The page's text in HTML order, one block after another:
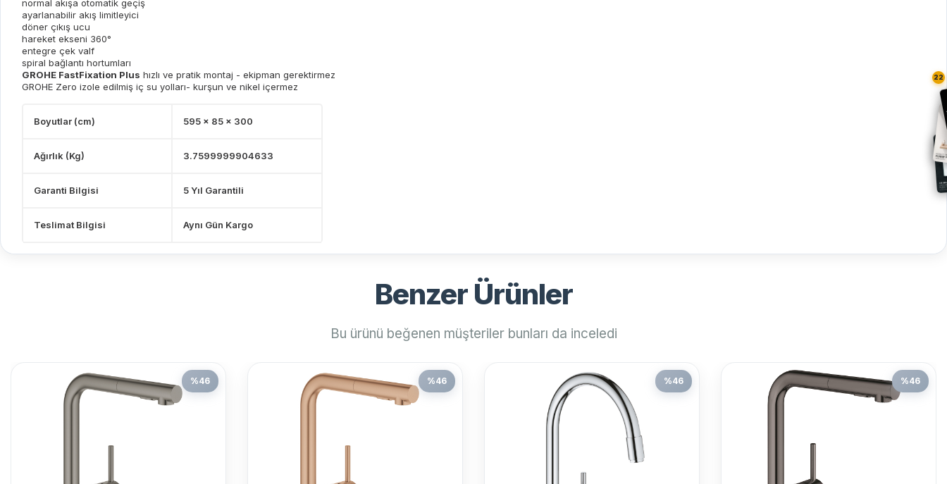
22
normal akışa otomatik geçiş
ayarlanabilir akış limitleyici
döner çıkış ucu
hareket ekseni 360°
entegre çek valf
spiral bağlantı hortumları
GROHE FastFixation Plus hızlı ve pratik montaj - ekipman gerektirmez
GROHE Zero izole edilmiş iç su yolları- kurşun ve nikel içermez
Boyutlar (cm) 595 x 85 x 300
Ağırlık (Kg) 3.7599999904633
Garanti Bilgisi 5 Yıl Garantili
Teslimat Bilgisi Aynı Gün Kargo
Benzer Ürünler
Bu ürünü beğenen müşteriler bunları da inceledi
%46 %46 %46 %46